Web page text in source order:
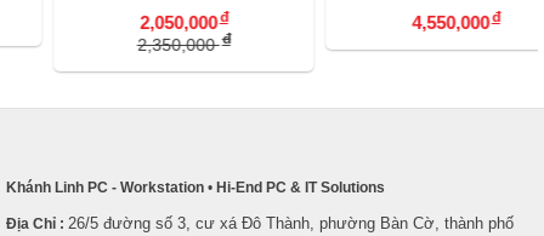
2,050,000đ
2,350,000đ
4,550,000đ
Khánh Linh PC - Workstation • Hi-End PC & IT Solutions
Địa Chỉ : 26/5 đường số 3, cư xá Đô Thành, phường Bàn Cờ, thành phố